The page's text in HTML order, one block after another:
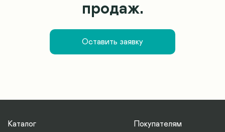
продаж.
Оставить заявку
Каталог Покупателям